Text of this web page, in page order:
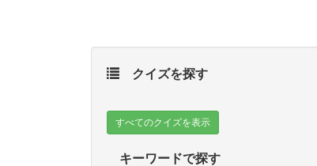
クイズを探す
すべてのクイズを表示
キーワードで探す